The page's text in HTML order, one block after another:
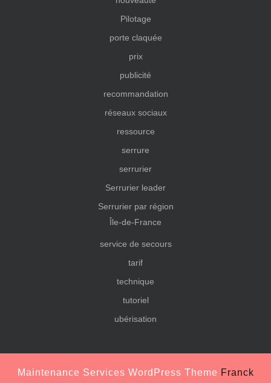
Pilotage
porte claquée
prix
publicité
recommandation
réseaux sociaux
ressource
serrure
serrurier
Serrurier leader
Serrurier par région
Île-de-France
service de secours
tarif
technique
tutoriel
ubérisation
Maintenance Services WordPress Theme Franck